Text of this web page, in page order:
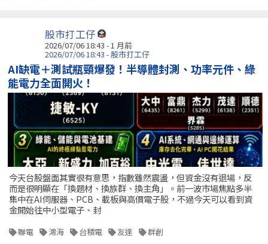
股市打工仔
2026/07/06 18:43 - 1 月前
2026/07/06 18:43 - 股市打工仔
AI缺電＋測試瓶頸爆發！半導體封測、功率元件、綠
能電力全面開火！
今天台股盤面其實很有意思，指數雖然震盪，但資金沒有退場，反
而是很明顯在「換題材、換族群、換主角」。前一波市場焦點多半
集中在AI伺服器、PCB、載板與高價電子股，不過今天可以看到資
金開始往中小型電子、封
聯電 鴻海 台積電 友達 群創